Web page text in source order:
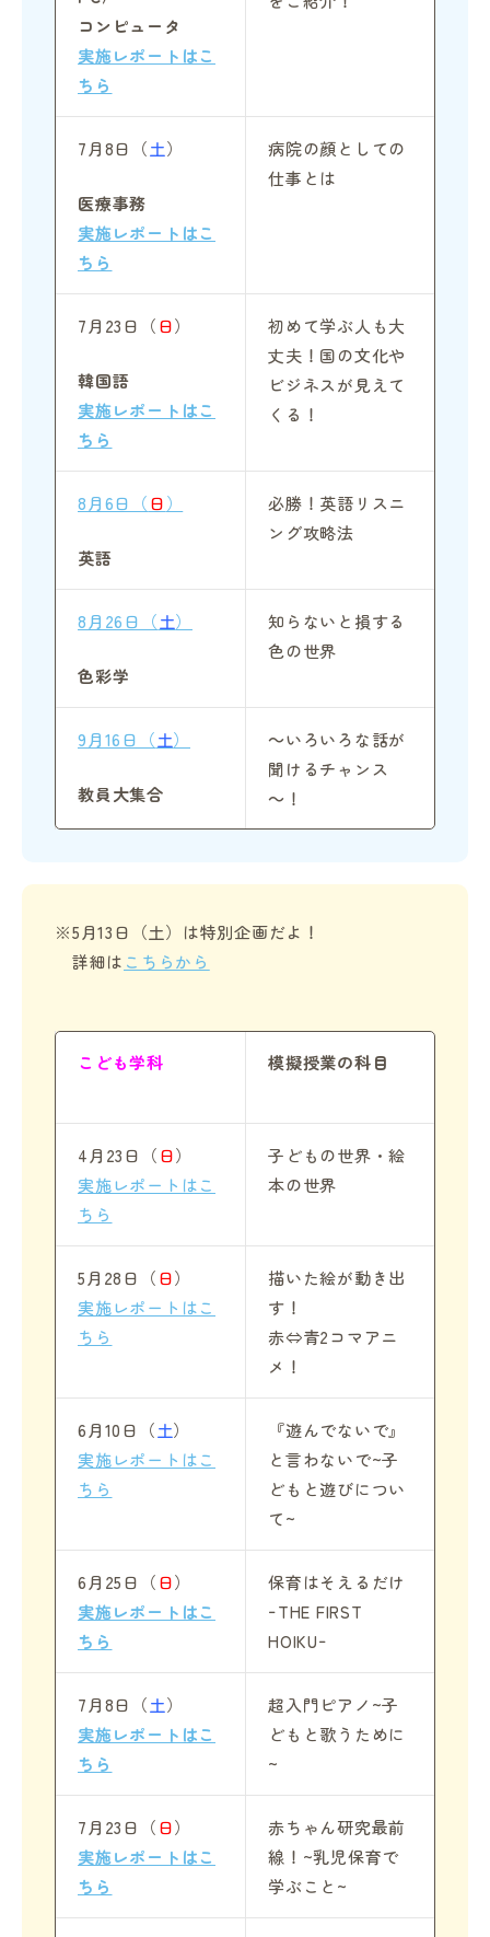
コンピュータ
実施レポートはこ
ちら
7月8日（土）
医療事務
実施レポートはこ
ちら
病院の顔としての
仕事とは
7月23日（日）
韓国語
実施レポートはこ
ちら
初めて学ぶ人も大
丈夫！国の文化や
ビジネスが見えて
くる！
8月6日（日）
英語
必勝！英語リスニ
ング攻略法
8月26日（土）
色彩学
知らないと損する
色の世界
9月16日（土）
教員大集合
～いろいろな話が
聞けるチャンス
～！
※5月13日（土）は特別企画だよ！
詳細は こちらから
こども学科 模擬授業の科目
4月23日（日）
実施レポートはこ
ちら
子どもの世界・絵
本の世界
5月28日（日）
実施レポートはこ
ちら
描いた絵が動き出
す！
赤⇔青2コマアニ
メ！
6月10日（土）
実施レポートはこ
ちら
『遊んでないで』
と言わないで~子
どもと遊びについ
て~
6月25日（日）
実施レポートはこ
ちら
保育はそえるだけ
ｰTHE FIRST
HOIKUｰ
7月8日（土）
実施レポートはこ
ちら
超入門ピアノ~子
どもと歌うために
~
7月23日（日）
実施レポートはこ
ちら
赤ちゃん研究最前
線！~乳児保育で
学ぶこと~